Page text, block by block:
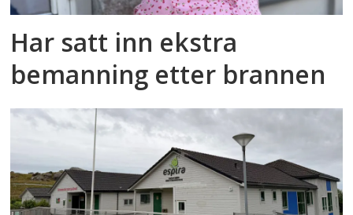
Har satt inn ekstra
bemanning etter brannen